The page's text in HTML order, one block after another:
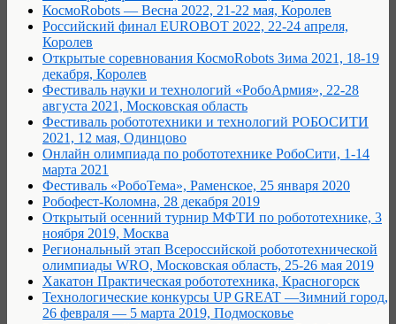
КосмоRobots — Весна 2022, 21-22 мая, Королев
Российский финал EUROBOT 2022, 22-24 апреля,
Королев
Открытые соревнования КосмоRobots Зима 2021, 18-19
декабря, Королев
Фестиваль науки и технологий «РобоАрмия», 22-28
августа 2021, Московская область
Фестиваль робототехники и технологий РОБОСИТИ
2021, 12 мая, Одинцово
Онлайн олимпиада по робототехнике РобоСити, 1-14
марта 2021
Фестиваль «РобоТема», Раменское, 25 января 2020
Робофест-Коломна, 28 декабря 2019
Открытый осенний турнир МФТИ по робототехнике, 3
ноября 2019, Москва
Региональный этап Всероссийской робототехнической
олимпиады WRO, Московская область, 25-26 мая 2019
Хакатон Практическая робототехника, Красногорск
Технологические конкурсы UP GREAT —Зимний город,
26 февраля — 5 марта 2019, Подмосковье